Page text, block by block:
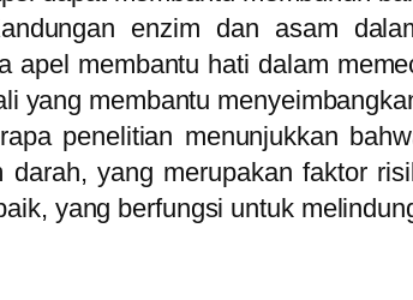
enzim dan asam
apel membantu hati dalam
yang membantu
penelitian menunjukkan
darah, yang merupakan faktor
yang berfungsi untuk